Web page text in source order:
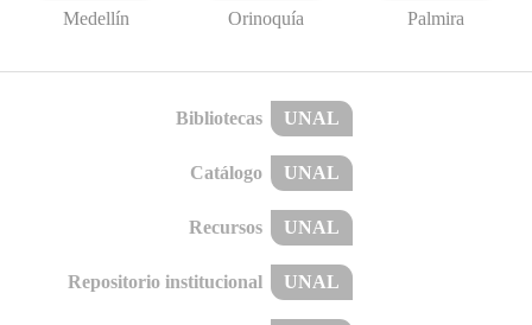
Medellín Orinoquía Palmira
Bibliotecas UNAL
Catálogo UNAL
Recursos UNAL
Repositorio institucional UNAL